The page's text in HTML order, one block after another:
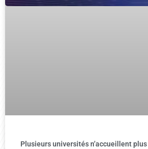
Plusieurs universités n’accueillent